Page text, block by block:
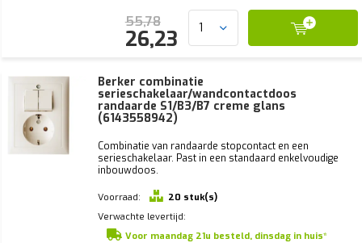
55,78
26,23
Berker combinatie
serieschakelaar/wandcontactdoos
randaarde S1/B3/B7 creme glans
(6143558942)
Combinatie van randaarde stopcontact en een
serieschakelaar. Past in een standaard enkelvoudige
inbouwdoos.
Voorraad:
20 stuk(s)
Verwachte levertijd:
Voor maandag 21u besteld, dinsdag in huis*